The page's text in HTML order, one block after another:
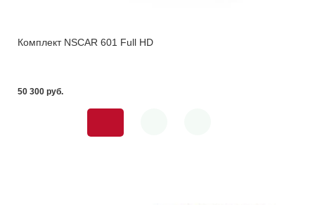
Комплект NSCAR 601 Full HD
50 300 pуб.